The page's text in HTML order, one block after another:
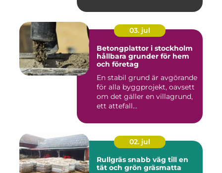
03. jul
Betongplattor i stockholm
hållbara grunder för hem
och företag
En stabil grund är avgörande
för alla byggprojekt, oavsett
om det gäller en villagrund,
ett attefall...
02. jul
Rullgräs snabb väg till en
tät och grön gräsmatta